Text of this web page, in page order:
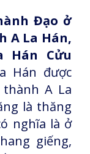
Đạo ở
A La Hán,
Hán Cửu
Hán được
A La
là thăng
nghĩa là ở
giếng,